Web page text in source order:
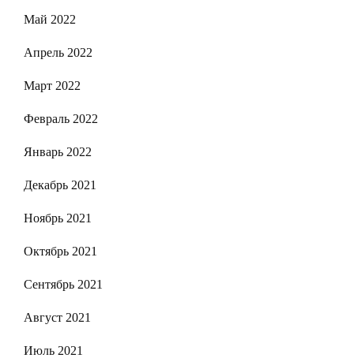
Май 2022
Апрель 2022
Март 2022
Февраль 2022
Январь 2022
Декабрь 2021
Ноябрь 2021
Октябрь 2021
Сентябрь 2021
Август 2021
Июль 2021